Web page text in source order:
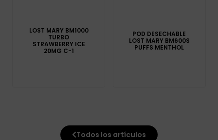
LOST MARY BM1000
TURBO
STRAWBERRY ICE
20MG C-1
POD DESECHABLE
LOST MARY BM600S
PUFFS MENTHOL
Todos los artículos